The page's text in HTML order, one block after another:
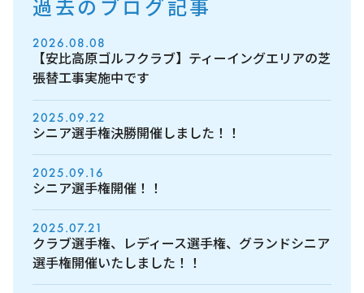
過去のブログ記事
2026.08.08
【安比高原ゴルフクラブ】ティーイングエリアの芝
張替工事実施中です
2025.09.22
シニア選手権決勝開催しました！！
2025.09.16
シニア選手権開催！！
2025.07.21
クラブ選手権、レディース選手権、グランドシニア
選手権開催いたしました！！